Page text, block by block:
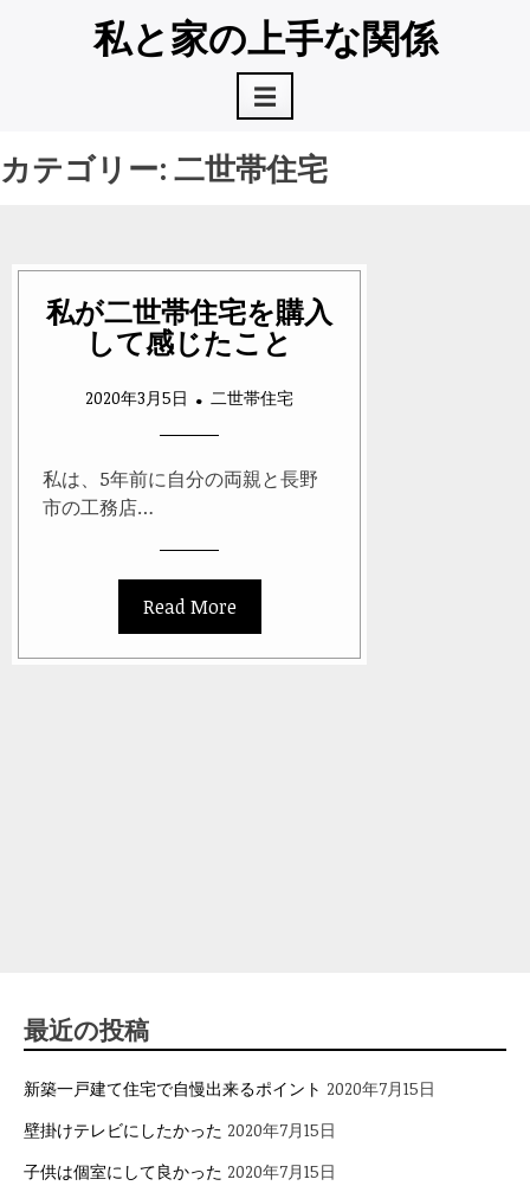
へ
ス
プ
私と家の上手な関係
☰
カテゴリー: 二世帯住宅
私が二世帯住宅を購入
して感じたこと
2020年3月5日 二世帯住宅
私は、5年前に自分の両親と長野
市の工務店…
Read More
最近の投稿
新築一戸建て住宅で自慢出来るポイント 2020年7月15日
壁掛けテレビにしたかった 2020年7月15日
子供は個室にして良かった 2020年7月15日